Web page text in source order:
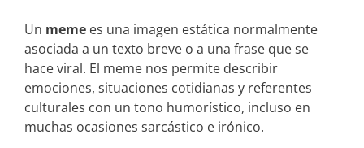
Un meme es una imagen estática normalmente
asociada a un texto breve o a una frase que se
hace viral. El meme nos permite describir
emociones, situaciones cotidianas y referentes
culturales con un tono humorístico, incluso en
muchas ocasiones sarcástico e irónico.